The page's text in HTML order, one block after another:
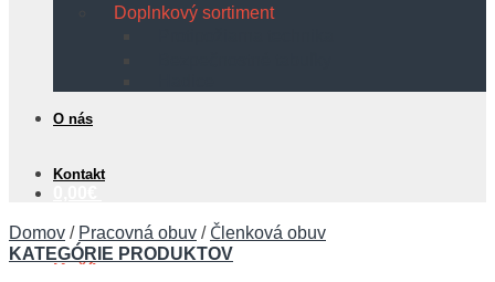
Košík
Doplnkový sortiment
O nás
Kontakt
Domov / Pracovná obuv / Členková obuv
KATEGÓRIE PRODUKTOV